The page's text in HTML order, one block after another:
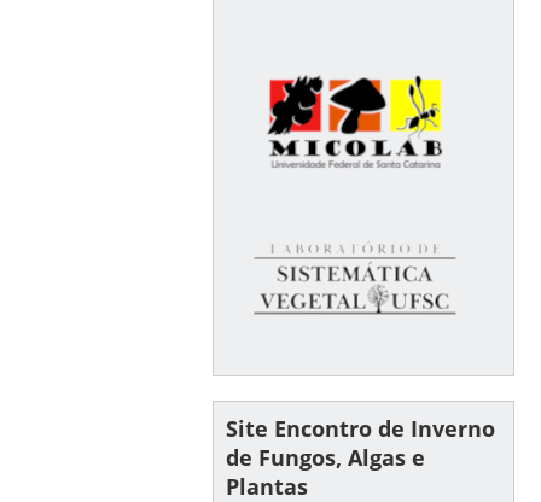
Site Encontro de Inverno
de Fungos, Algas e
Plantas